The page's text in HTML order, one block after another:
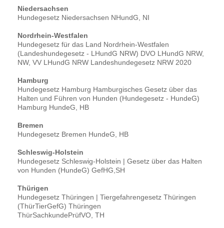
Niedersachsen
Hundegesetz Niedersachsen NHundG, NI
Nordrhein-Westfalen
Hundegesetz für das Land Nordrhein-Westfalen
(Landeshundegesetz - LHundG NRW) DVO LHundG NRW,
NW, VV LHundG NRW Landeshundegesetz NRW 2020
Hamburg
Hundegesetz Hamburg Hamburgisches Gesetz über das
Halten und Führen von Hunden (Hundegesetz - HundeG)
Hamburg HundeG, HB
Bremen
Hundegesetz Bremen HundeG, HB
Schleswig-Holstein
Hundegesetz Schleswig-Holstein | Gesetz über das Halten
von Hunden (HundeG) GefHG,SH
Thürigen
Hundegesetz Thüringen | Tiergefahrengesetz Thüringen
(ThürTierGefG) Thüringen
ThürSachkundePrüfVO, TH